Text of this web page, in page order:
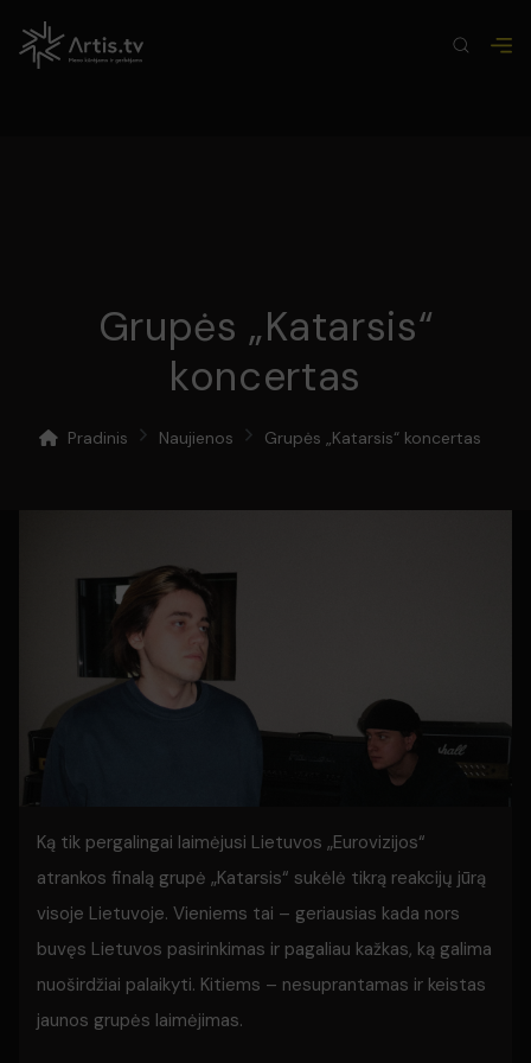
Grupės „Katarsis“
koncertas
Pradinis Naujienos Grupės „Katarsis“ koncertas
Ką tik pergalingai laimėjusi Lietuvos „Eurovizijos“
atrankos finalą grupė „Katarsis“ sukėlė tikrą reakcijų jūrą
visoje Lietuvoje. Vieniems tai – geriausias kada nors
buvęs Lietuvos pasirinkimas ir pagaliau kažkas, ką galima
nuoširdžiai palaikyti. Kitiems – nesuprantamas ir keistas
jaunos grupės laimėjimas.